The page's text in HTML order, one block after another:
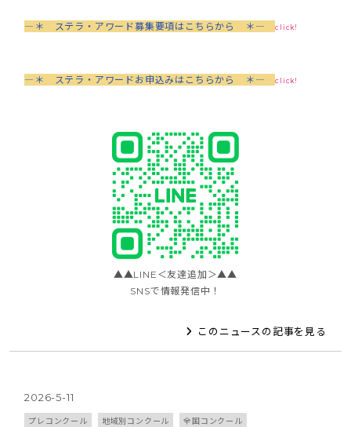
―＊ ステラ・アワード募集要項はこちらから ＊―click!
―＊ ステラ・アワードお申込みはこちらから ＊―click!
▲▲LINE＜友達追加＞▲▲
SNSで情報発信中！
このニュースの記事を見る
2026-5-11
プレコンクール 地域別コンクール 全国コンクール